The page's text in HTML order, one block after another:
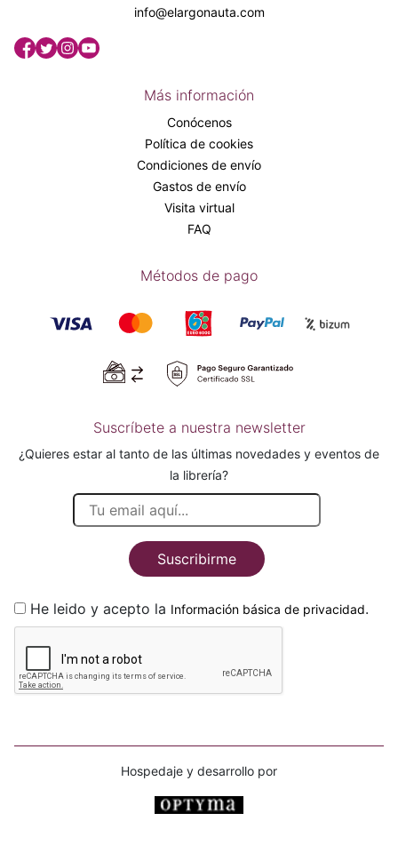
info@elargonauta.com
Más información
Conócenos
Política de cookies
Condiciones de envío
Gastos de envío
Visita virtual
FAQ
Métodos de pago
Suscríbete a nuestra newsletter
¿Quieres estar al tanto de las últimas novedades y eventos de
la librería?
Suscribirme
He leido y acepto la Información básica de privacidad.
Hospedaje y desarrollo por